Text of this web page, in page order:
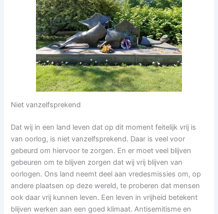
Niet vanzelfsprekend
Dat wij in een land leven dat op dit moment feitelijk vrij is
van oorlog, is niet vanzelfsprekend. Daar is veel voor
gebeurd om hiervoor te zorgen. En er moet veel blijven
gebeuren om te blijven zorgen dat wij vrij blijven van
oorlogen. Ons land neemt deel aan vredesmissies om, op
andere plaatsen op deze wereld, te proberen dat mensen
ook daar vrij kunnen leven. Een leven in vrijheid betekent
blijven werken aan een goed klimaat. Antisemitisme en